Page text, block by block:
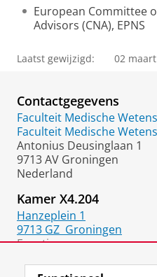
European Committee
Advisors (CNA), EPNS
Laatst gewijzigd: 02
Contactgegevens
Faculteit Medische
Faculteit Medische
Antonius Deusinglaan 1
9713 AV Groningen
Nederland
Kamer X4.204
Hanzeplein 1
9713 GZ Groningen
Functie: